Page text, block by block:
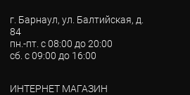
г. Барнаул, ул. Балтийская, д.
84
пн.-пт. с 08:00 до 20:00
сб. с 09:00 до 16:00
ИНТЕРНЕТ МАГАЗИН